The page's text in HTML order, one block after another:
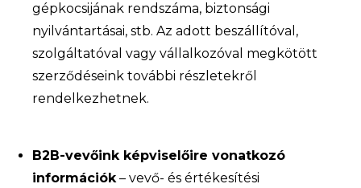
gépkocsijának rendszáma, biztonsági
nyilvántartásai, stb. Az adott beszállítóval,
szolgáltatóval vagy vállalkozóval megkötött
szerződéseink további részletekről
rendelkezhetnek.
B2B-vevőink képviselőire vonatkozó
információk– vevő- és értékesítési